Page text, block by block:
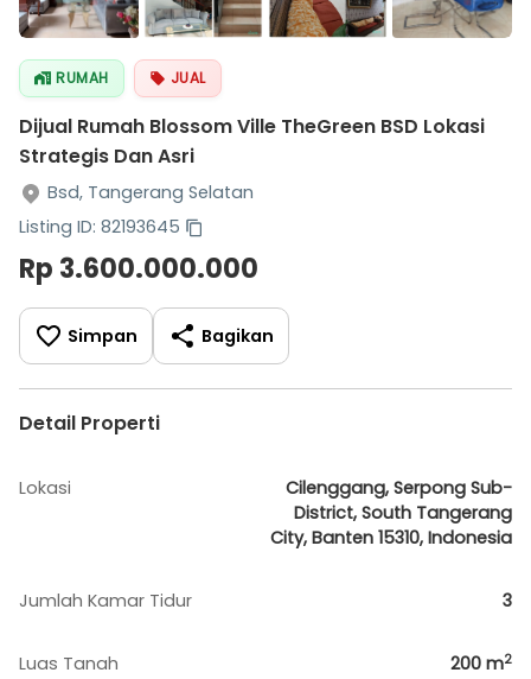
RUMAH JUAL
Dijual Rumah Blossom Ville TheGreen BSD Lokasi
Strategis Dan Asri
Bsd, Tangerang Selatan
Listing ID: 82193645
Rp 3.600.000.000
Simpan Bagikan
Detail Properti
Lokasi
Cilenggang, Serpong Sub-
District, South Tangerang
City, Banten 15310, Indonesia
Jumlah Kamar Tidur 3
Luas Tanah 200 m2